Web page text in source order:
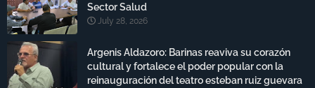
Sector Salud
July 28, 2026
Argenis Aldazoro: Barinas reaviva su corazón
cultural y fortalece el poder popular con la
reinauguración del teatro esteban ruiz guevara